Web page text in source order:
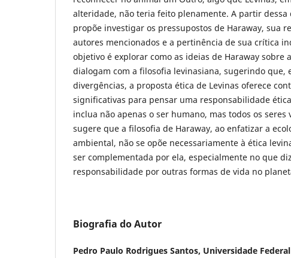
alteridade, não teria feito plenamente. A partir dessa
propõe investigar os pressupostos de Haraway, sua
autores mencionados e a pertinência de sua crítica
objetivo é explorar como as ideias de Haraway sobre
dialogam com a filosofia levinasiana, sugerindo que,
divergências, a proposta ética de Levinas oferece
significativas para pensar uma responsabilidade
inclua não apenas o ser humano, mas todos os seres
sugere que a filosofia de Haraway, ao enfatizar a
ambiental, não se opõe necessariamente à ética
ser complementada por ela, especialmente no que
responsabilidade por outras formas de vida no
Biografia do Autor
Pedro Paulo Rodrigues Santos, Universidade